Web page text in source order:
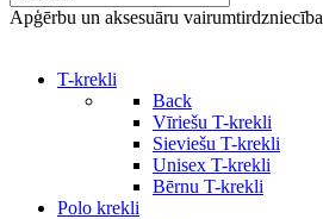
Apģērbu un aksesuāru vairumtirdzniecība
T-krekli
Back
Vīriešu T-krekli
Sieviešu T-krekli
Unisex T-krekli
Bērnu T-krekli
Polo krekli